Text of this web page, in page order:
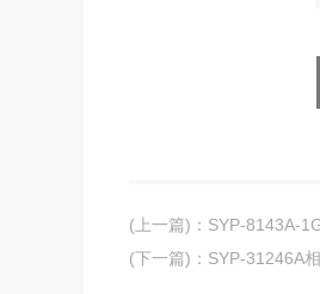
(上一篇) ： SYP-8143A-
(下一篇) ： SYP-31246A